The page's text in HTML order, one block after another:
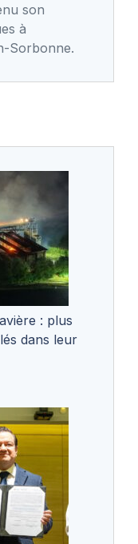
son
à
Sorbonne.
: plus
dans leur